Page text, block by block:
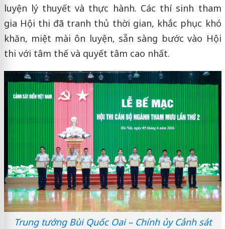
luyện lý thuyết và thực hành. Các thí sinh tham
gia Hội thi đã tranh thủ thời gian, khắc phục khó
khăn, miệt mài ôn luyện, sẵn sàng bước vào Hội
thi với tâm thế và quyết tâm cao nhất.
Trung tướng Bùi Quốc Oai – Chính ủy Cảnh sát